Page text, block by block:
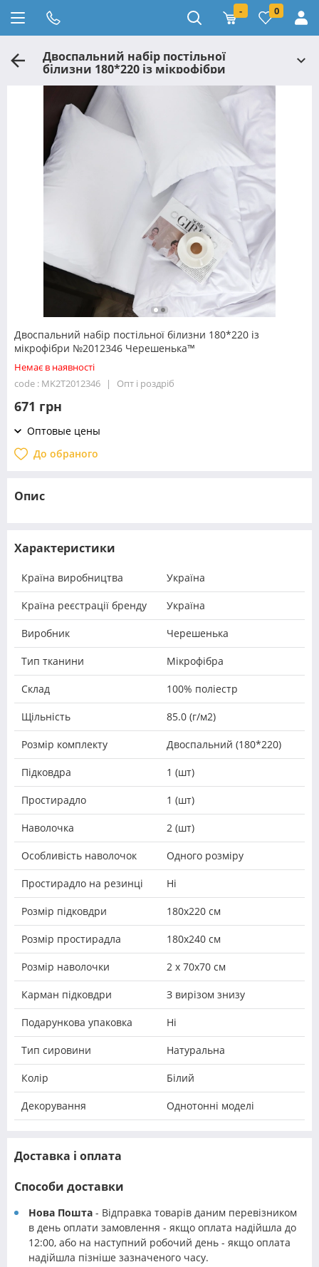
- 0
Двоспальний набір постільної
білизни 180*220 із мікрофібри
№2012346 Черешенька™
Двоспальний набір постільної білизни 180*220 із
мікрофібри №2012346 Черешенька™
Немає в наявності
code : MK2T2012346
Опт і роздріб
671 грн
Оптовые цены
До обраного
Опис
Характеристики
Країна виробництва Україна
Країна реєстрації бренду Україна
Виробник Черешенька
Тип тканини Мікрофібра
Склад 100% поліестр
Щільність 85.0 (г/м2)
Розмір комплекту Двоспальний (180*220)
Підковдра 1 (шт)
Простирадло 1 (шт)
Наволочка 2 (шт)
Особливість наволочок Одного розміру
Простирадло на резинці Ні
Розмір підковдри 180х220 см
Розмір простирадла 180x240 см
Розмір наволочки 2 х 70х70 см
Карман підковдри З вирізом знизу
Подарункова упаковка Ні
Тип сировини Натуральна
Колір Білий
Декорування Однотонні моделі
Доставка і оплата
Способи доставки
Нова Пошта - Відправка товарів даним перевізником
в день оплати замовлення - якщо оплата надійшла до
12:00, або на наступний робочий день - якщо оплата
надійшла пізніше зазначеного часу.